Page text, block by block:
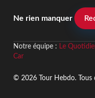
Ne rien manquer
Notre équipe : Le
Car
© 2026 Tour Hebdo. Tous